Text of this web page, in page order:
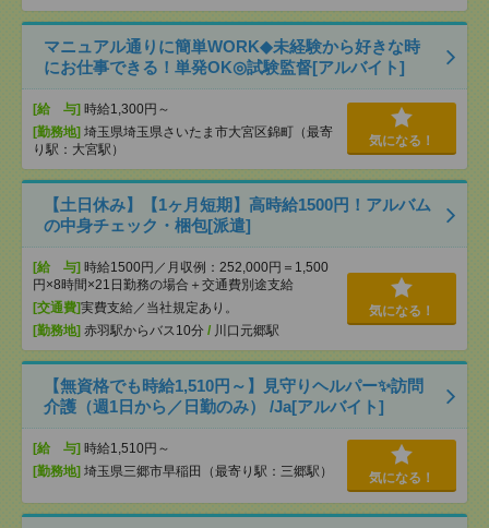
マニュアル通りに簡単WORK◆未経験から好きな時
にお仕事できる！単発OK◎試験監督[アルバイト]
[給 与] 時給1,300円～
[勤務地] 埼玉県埼玉県さいたま市大宮区錦町（最寄
り駅：大宮駅）
気になる！
【土日休み】【1ヶ月短期】高時給1500円！アルバム
の中身チェック・梱包[派遣]
[給 与] 時給1500円／月収例：252,000円＝1,500
円×8時間×21日勤務の場合＋交通費別途支給
[交通費]実費支給／当社規定あり。
[勤務地] 赤羽駅からバス10分 / 川口元郷駅
気になる！
【無資格でも時給1,510円～】見守りヘルパー✨訪問
介護（週1日から／日勤のみ） /Ja[アルバイト]
[給 与] 時給1,510円～
[勤務地] 埼玉県三郷市早稲田（最寄り駅：三郷駅） 気になる！